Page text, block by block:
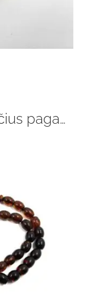
Musulmoniškas rožančius pagamintas iš natūralaus Baltijos gintaro, 33 vnt